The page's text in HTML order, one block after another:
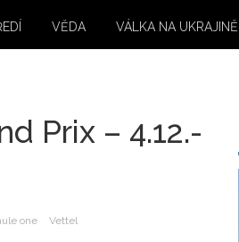
VĚDA VÁLKA NA UKRAJINĚ
Prix – 4.12.-
one Vettel